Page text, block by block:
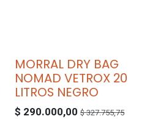
MORRAL DRY BAG
NOMAD VETROX 20
LITROS NEGRO
$ 290.000,00 $327.755,75